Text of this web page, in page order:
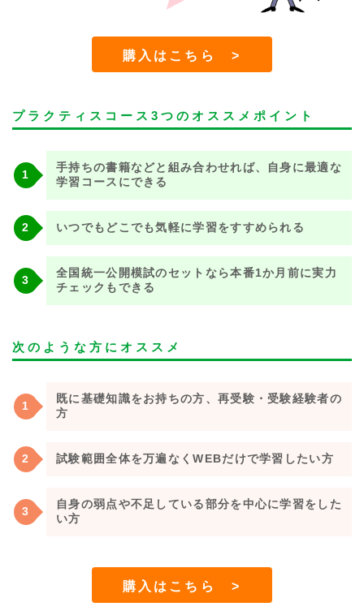
購入はこちら >
プラクティスコース3つのオススメポイント
手持ちの書籍などと組み合わせれば、自身に最適な
学習コースにできる
いつでもどこでも気軽に学習をすすめられる
全国統一公開模試のセットなら本番1か月前に実力
チェックもできる
次のような方にオススメ
既に基礎知識をお持ちの方、再受験・受験経験者の
方
試験範囲全体を万遍なくWEBだけで学習したい方
自身の弱点や不足している部分を中心に学習をした
い方
購入はこちら >